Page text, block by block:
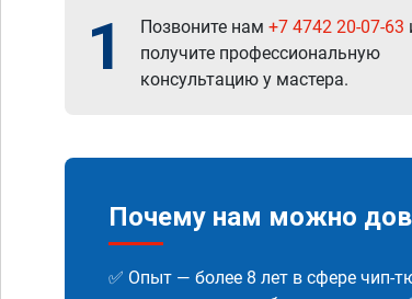
1 Позвоните нам +7 4742 20-07-63
получите профессиональную
консультацию у мастера.
Почему нам можно
✅ Опыт — более 8 лет в сфере чип-